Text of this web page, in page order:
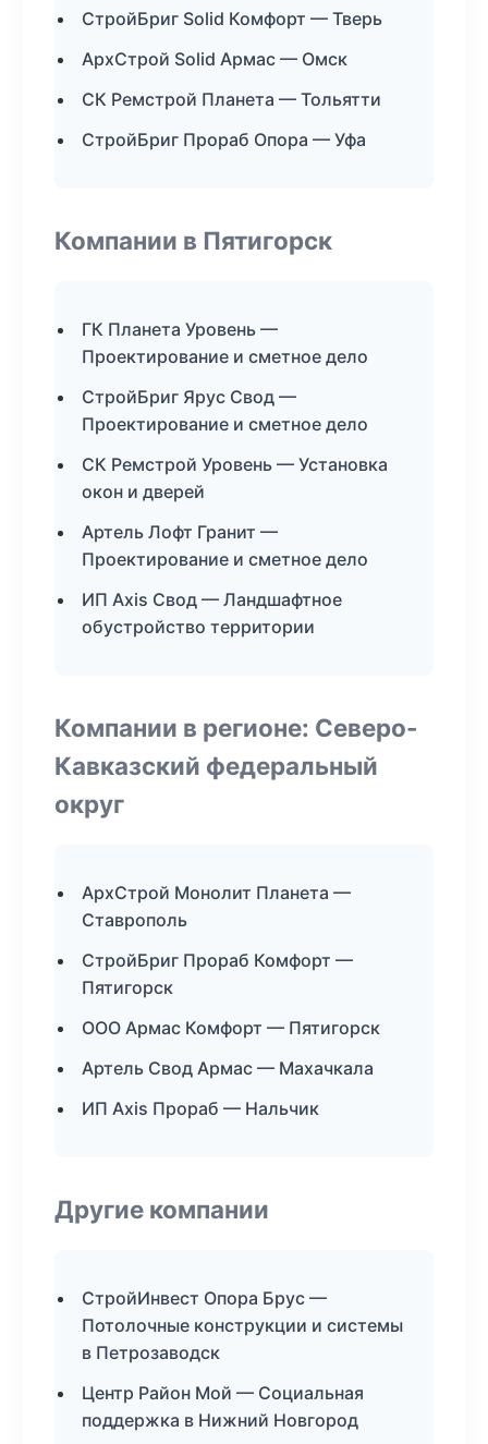
СтройБриг Solid Комфорт — Тверь
АрхСтрой Solid Армас — Омск
СК Ремстрой Планета — Тольятти
СтройБриг Прораб Опора — Уфа
Компании в Пятигорск
ГК Планета Уровень —
Проектирование и сметное дело
СтройБриг Ярус Свод —
Проектирование и сметное дело
СК Ремстрой Уровень — Установка
окон и дверей
Артель Лофт Гранит —
Проектирование и сметное дело
ИП Axis Свод — Ландшафтное
обустройство территории
Компании в регионе: Северо-
Кавказский федеральный
округ
АрхСтрой Монолит Планета —
Ставрополь
СтройБриг Прораб Комфорт —
Пятигорск
ООО Армас Комфорт — Пятигорск
Артель Свод Армас — Махачкала
ИП Axis Прораб — Нальчик
Другие компании
СтройИнвест Опора Брус —
Потолочные конструкции и системы
в Петрозаводск
Центр Район Мой — Социальная
поддержка в Нижний Новгород